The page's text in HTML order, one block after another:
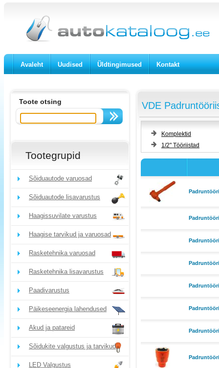
Avaleht Uudised Üldtingimused Kontakt
Toote otsing
Tootegrupid
Sõiduautode varuosad
Sõiduautode lisavarustus
Haagissuvilate varustus
Haagise tarvikud ja varuosad
Rasketehnika varuosad
Rasketehnika lisavarustus
Paadivarustus
Päikeseenergia lahendused
Akud ja patareid
Sõidukite valgustus ja tarvikud
LED Valgustus
VDE
Komplektid
1/2" Tööriistad